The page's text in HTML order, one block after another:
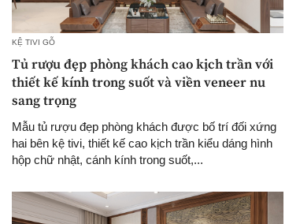
KỆ TIVI GỖ
Tủ rượu đẹp phòng khách cao kịch trần với
thiết kế kính trong suốt và viền veneer nu
sang trọng
Mẫu tủ rượu đẹp phòng khách được bố trí đối xứng
hai bên kệ tivi, thiết kế cao kịch trần kiểu dáng hình
hộp chữ nhật, cánh kính trong suốt,...